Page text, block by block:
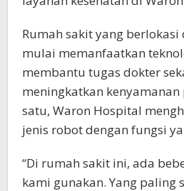
Rumah sakit yang
mulai memanfaatkan
membantu tugas dokter
meningkatkan kenyamanan
satu, Waron Hospital
jenis robot dengan fungsi
“Di rumah sakit ini, ada
kami gunakan. Yang paling